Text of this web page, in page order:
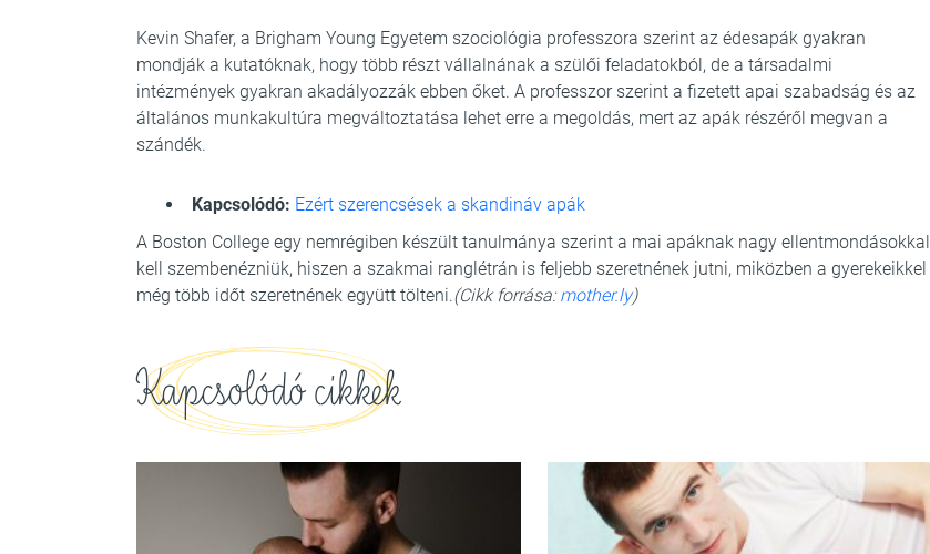
Kevin Shafer, a Brigham Young Egyetem szociológia professzora szerint az édesapák gyakran
mondják a kutatóknak, hogy több részt vállalnának a szülői feladatokból, de a társadalmi
intézmények gyakran akadályozzák ebben őket. A professzor szerint a fizetett apai szabadság és az
általános munkakultúra megváltoztatása lehet erre a megoldás, mert az apák részéről megvan a
szándék.
Kapcsolódó: Ezért szerencsések a skandináv apák
A Boston College egy nemrégiben készült tanulmánya szerint a mai apáknak nagy ellentmondásokkal
kell szembenézniük, hiszen a szakmai ranglétrán is feljebb szeretnének jutni, miközben a gyerekeikkel
még több időt szeretnének együtt tölteni.(Cikk forrása:mother.ly)
Kapcsolódó cikkek